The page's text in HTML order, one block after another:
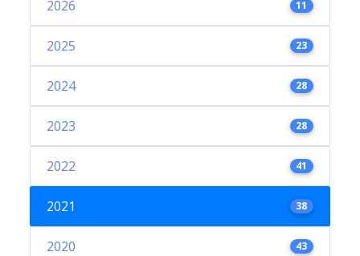
2026 11
2025 23
2024 28
2023 28
2022 41
2021 38
2020 43